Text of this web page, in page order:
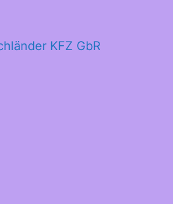
KFZ GbR